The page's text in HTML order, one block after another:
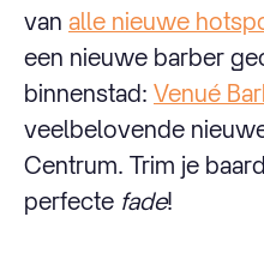
van alle nieuwe
een nieuwe barber
binnenstad: Venué
veelbelovende
Centrum. Trim je
perfecte fade!